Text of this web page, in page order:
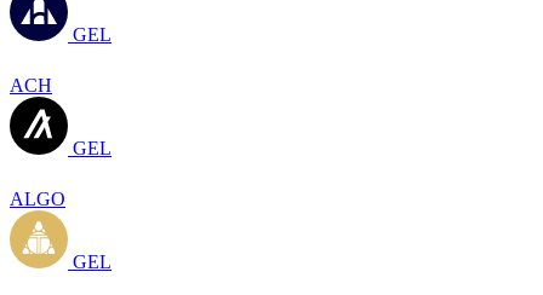
GEL
ACH
GEL
ALGO
GEL